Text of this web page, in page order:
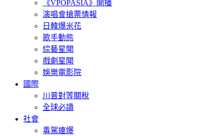
《VPOPASIA》開播
演唱會搶票情報
日韓爆米花
歌手動態
綜藝星聞
戲劇星聞
娛樂電影院
國際
川普對等關稅
全球必讀
社會
毒駕連爆